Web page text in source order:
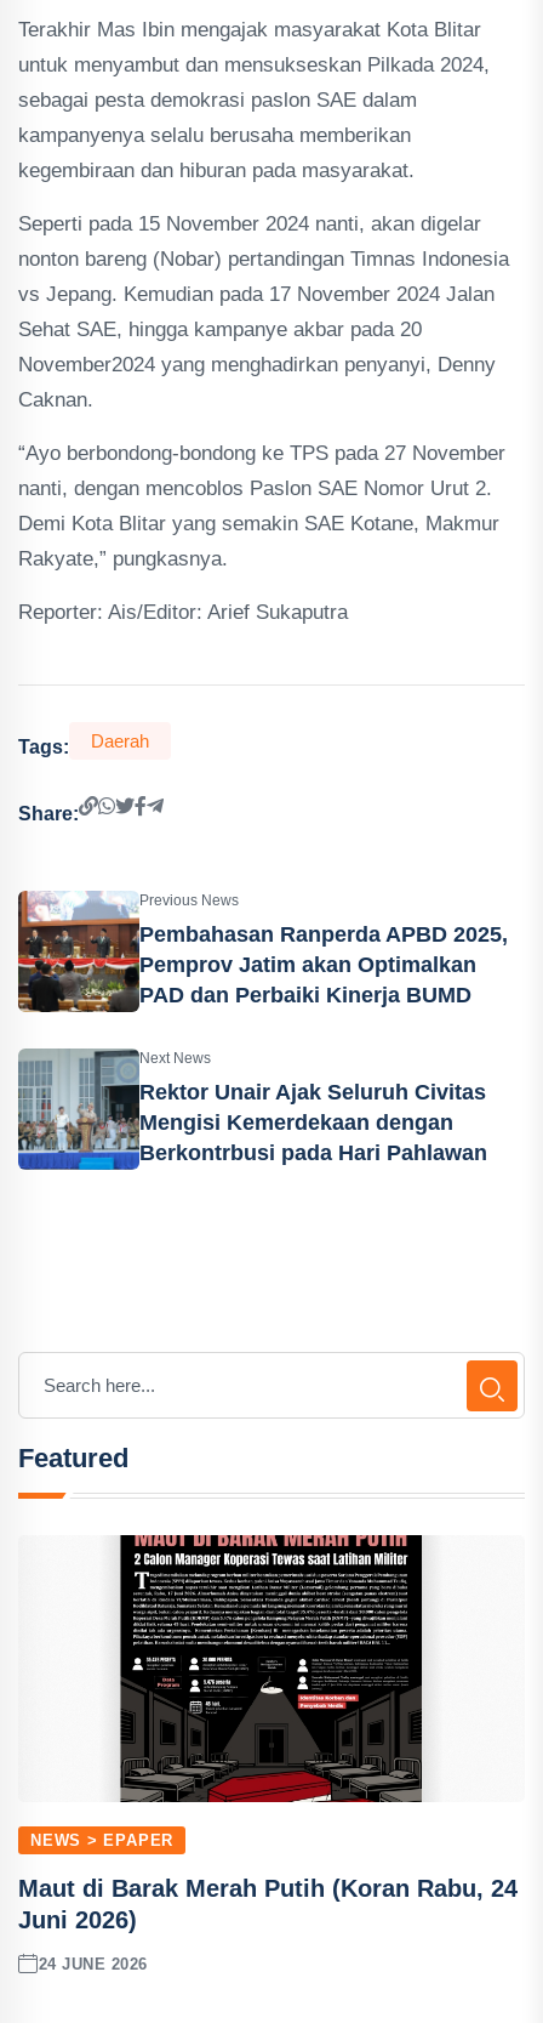
Terakhir Mas Ibin mengajak masyarakat Kota Blitar
untuk menyambut dan mensukseskan Pilkada 2024,
sebagai pesta demokrasi paslon SAE dalam
kampanyenya selalu berusaha memberikan
kegembiraan dan hiburan pada masyarakat.
Seperti pada 15 November 2024 nanti, akan digelar
nonton bareng (Nobar) pertandingan Timnas Indonesia
vs Jepang. Kemudian pada 17 November 2024 Jalan
Sehat SAE, hingga kampanye akbar pada 20
November2024 yang menghadirkan penyanyi, Denny
Caknan.
“Ayo berbondong-bondong ke TPS pada 27 November
nanti, dengan mencoblos Paslon SAE Nomor Urut 2.
Demi Kota Blitar yang semakin SAE Kotane, Makmur
Rakyate,” pungkasnya.
Reporter: Ais/Editor: Arief Sukaputra
Tags: Daerah
Share:
Previous News
Pembahasan Ranperda APBD 2025,
Pemprov Jatim akan Optimalkan
PAD dan Perbaiki Kinerja BUMD
Next News
Rektor Unair Ajak Seluruh Civitas
Mengisi Kemerdekaan dengan
Berkontrbusi pada Hari Pahlawan
Featured
NEWS > EPAPER
Maut di Barak Merah Putih (Koran Rabu, 24
Juni 2026)
24 JUNE 2026